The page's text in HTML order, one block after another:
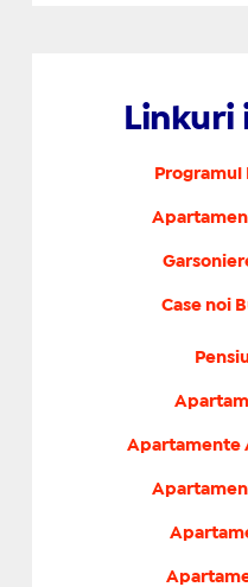
Linkuri
Programul
Case noi
Apartamente